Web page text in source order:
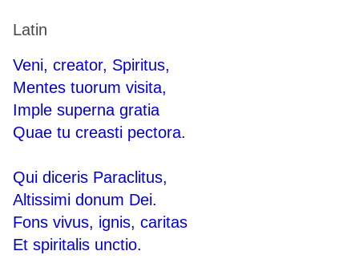
Latin
Veni, creator, Spiritus,
Mentes tuorum visita,
Imple superna gratia
Quae tu creasti pectora.
Qui diceris Paraclitus,
Altissimi donum Dei.
Fons vivus, ignis, caritas
Et spiritalis unctio.